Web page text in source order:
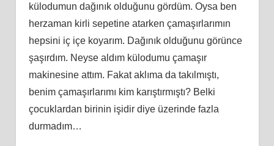
külodumun dağınık olduğunu gördüm. Oysa ben
herzaman kirli sepetine atarken çamaşırlarımın
hepsini iç içe koyarım. Dağınık olduğunu görünce
şaşırdım. Neyse aldım külodumu çamaşır
makinesine attım. Fakat aklıma da takılmıştı,
benim çamaşırlarımı kim karıştırmıştı? Belki
çocuklardan birinin işidir diye üzerinde fazla
durmadım…